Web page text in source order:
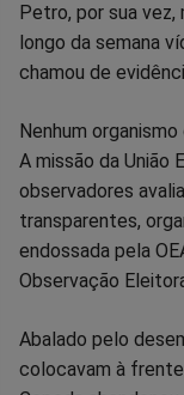
Petro, por sua
longo da semana
chamou de
Nenhum
A missão da União
observadores
transparentes,
endossada pela
Observação
Abalado pelo
colocavam à